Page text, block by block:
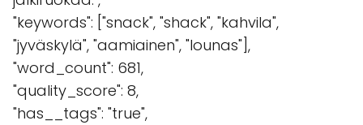
"keywords": ["snack", "shack", "kahvila",
"jyväskylä", "aamiainen", "lounas"],
"word_count": 681,
"quality_score": 8,
"has__tags": "true",